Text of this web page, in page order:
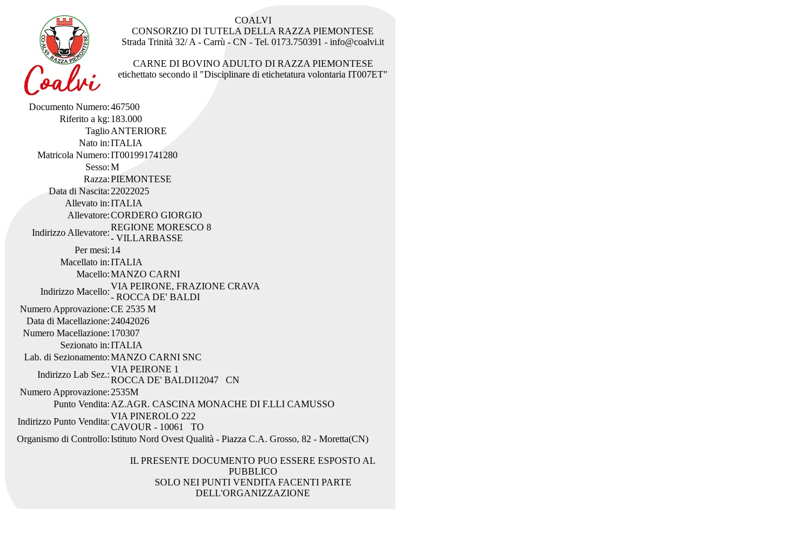
COALVI
CONSORZIO DI TUTELA DELLA RAZZA PIEMONTESE
Strada Trinità 32/ A - Carrù - CN - Tel. 0173.750391 - info@coalvi.it
CARNE DI BOVINO ADULTO DI RAZZA PIEMONTESE
etichettato secondo il "Disciplinare di etichetatura volontaria IT007ET"
Documento Numero:467500
Riferito a kg: 183.000
TaglioANTERIORE
Nato in:ITALIA
Matricola Numero:IT001991741280
Sesso:M
Razza:PIEMONTESE
Data di Nascita: 22022025
Allevato in:ITALIA
Allevatore:CORDERO GIORGIO
Indirizzo Allevatore:
REGIONE MORESCO 8
- VILLARBASSE
Per mesi: 14
Macellato in:ITALIA
Macello:MANZO CARNI
Indirizzo Macello:
VIA PEIRONE, FRAZIONE CRAVA
- ROCCA DE' BALDI
Numero Approvazione:CE 2535 M
Data di Macellazione: 24042026
Numero Macellazione: 170307
Sezionato in:ITALIA
Lab. di Sezionamento:MANZO CARNI SNC
Indirizzo Lab Sez.:
VIA PEIRONE 1
ROCCA DE' BALDI12047 CN
Numero Approvazione: 2535M
Punto Vendita: AZ.AGR. CASCINA MONACHE DI F.LLI CAMUSSO
Indirizzo Punto Vendita:
VIA PINEROLO 222
CAVOUR - 10061 TO
Organismo di Controllo:Istituto Nord Ovest Qualità - Piazza C.A. Grosso, 82 - Moretta(CN)
IL PRESENTE DOCUMENTO PUO ESSERE ESPOSTO AL
PUBBLICO
SOLO NEI PUNTI VENDITA FACENTI PARTE
DELL'ORGANIZZAZIONE